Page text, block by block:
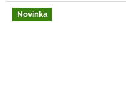
Novinka